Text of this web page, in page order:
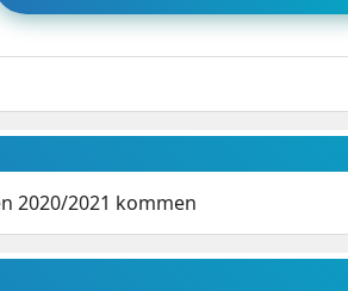
2020/2021 kommen